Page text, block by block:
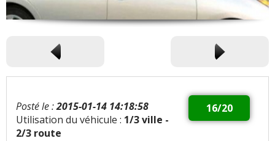
16/20
Posté le :2015-01-14 14:18:58
Utilisation du véhicule : 1/3 ville -
2/3 route